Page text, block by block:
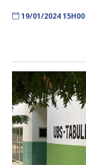
19/01/2024 15H00